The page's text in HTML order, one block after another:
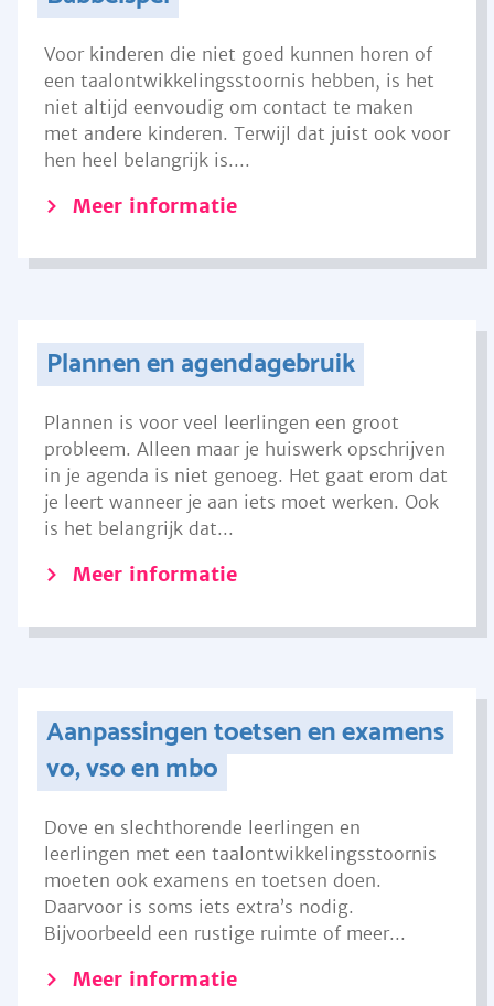
Voor kinderen die niet goed kunnen horen of
een taalontwikkelingsstoornis hebben, is het
niet altijd eenvoudig om contact te maken
met andere kinderen. Terwijl dat juist ook voor
hen heel belangrijk is....
Meer informatie
Plannen en agendagebruik
Plannen is voor veel leerlingen een groot
probleem. Alleen maar je huiswerk opschrijven
in je agenda is niet genoeg. Het gaat erom dat
je leert wanneer je aan iets moet werken. Ook
is het belangrijk dat...
Meer informatie
Aanpassingen toetsen en examens
vo, vso en mbo
Dove en slechthorende leerlingen en
leerlingen met een taalontwikkelingsstoornis
moeten ook examens en toetsen doen.
Daarvoor is soms iets extra’s nodig.
Bijvoorbeeld een rustige ruimte of meer...
Meer informatie